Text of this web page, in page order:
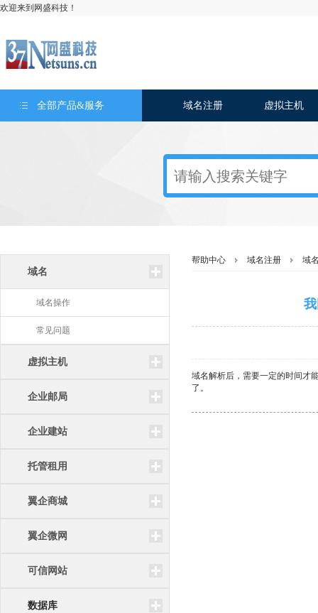
欢迎来到网盛科技！
全部产品&服务 域名注册 虚拟主机
域名
域名操作
常见问题
虚拟主机
企业邮局
企业建站
托管租用
翼企商城
翼企微网
可信网站
数据库
帮助中心 域名注册 域
域名解析后，需要一定的时间才
了。